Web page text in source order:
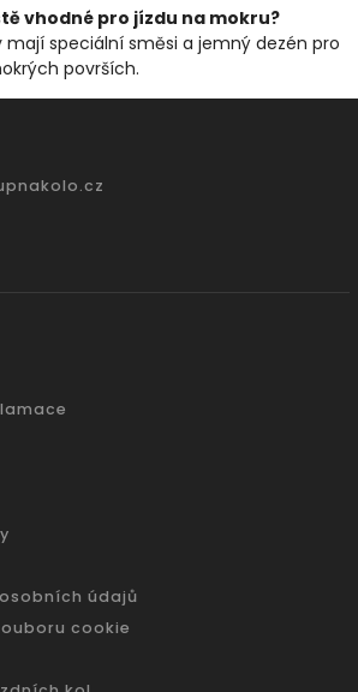
vhodné pro jízdu na mokru?
speciální směsi a jemný dezén pro
površích.
údajů
cookie